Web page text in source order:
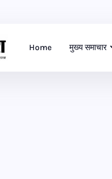
Home मुख्य समाचार